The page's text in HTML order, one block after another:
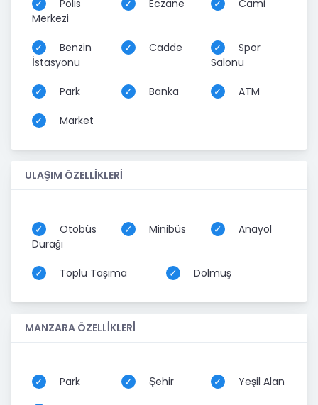
Polis
Merkezi
Eczane Cami
Benzin
İstasyonu
Cadde
Spor
Salonu
Park Banka ATM
Market
ULAŞIM ÖZELLİKLERİ
Otobüs
Durağı
Minibüs Anayol
Toplu Taşıma Dolmuş
MANZARA ÖZELLİKLERİ
Park Şehir Yeşil Alan